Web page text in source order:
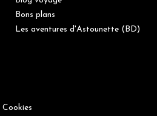
Bons plans
Les aventures d'Astounette (BD)
Cookies